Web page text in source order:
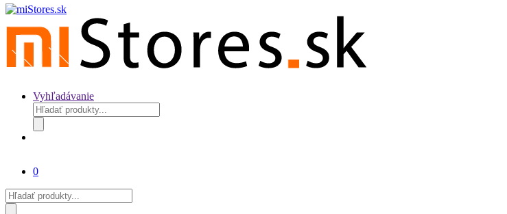
Vyhľadávanie
Products
search
0
Products
search